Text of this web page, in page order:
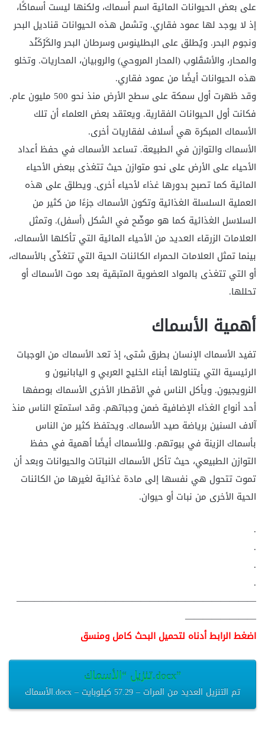
على بعض الحيوانات المائية اسم أسماك، ولكنها ليست أسماكًا،
إذ لا يوجد لها عمود فقاري. وتشمل هذه الحيوانات قناديل البحر
ونجوم البحر. ويُطلق على البطلينوس وسرطان البحر والكَرْكَنْد
والمحار، والأسْقَلوب (المحار المروحي) والروبيان، المحاريات. وتخلو
هذه الحيوانات أيضًا من عمود فقاري.
وقد ظهرت أول سمكة على سطح الأرض منذ نحو 500 مليون عام.
فكانت أول الحيوانات الفقارية. ويعتقد بعض العلماء أن تلك
الأسماك المبكرة هي أسلاف لفقاريات أخرى.
الأسماك والتوازن في الطبيعة. تساعد الأسماك في حفظ أعداد
الأحياء على الأرض على نحو متوازن حيث تتغذى ببعض الأحياء
المائية كما تصبح بدورها غذاء لأحياء أخرى. ويطلق على هذه
العملية السلسلة الغذائية وتكون الأسماك جزءًا من كثير من
السلاسل الغذائية كما هو موضّح في الشكل (أسفل). وتمثل
العلامات الزرقاء العديد من الأحياء المائية التي تأكلها الأسماك،
بينما تمثل العلامات الحمراء الكائنات الحية التي تتغذّى بالأسماك،
أو التي تتغذى بالمواد العضوية المتبقية بعد موت الأسماك أو
تحللها.
أهمية الأسماك
تفيد الأسماك الإنسان بطرق شتى، إذ تعد الأسماك من الوجبات
الرئيسية التي يتناولها أبناء الخليج العربي و اليابانيون و
النرويجيون. ويأكل الناس في الأقطار الأخرى الأسماك بوصفها
أحد أنواع الغذاء الإضافية ضمن وجباتهم. وقد استمتع الناس منذ
آلاف السنين برياضة صيد الأسماك. ويحتفظ كثير من الناس
بأسماك الزينة في بيوتهم. وللأسماك أيضًا أهمية في حفظ
التوازن الطبيعي، حيث تأكل الأسماك النباتات والحيوانات وبعد أن
تموت تتحول هي نفسها إلى مادة غذائية لغيرها من الكائنات
الحية الأخرى من نبات أو حيوان.
.
.
.
.
———————————————————————————
————————
اضغط الرابط أدناه لتحميل البحث كامل ومنسق
تنزيل “الأسماك.docx”
الأسماك.docx – تم التنزيل العديد من المرات – 57.29 كيلوبايت